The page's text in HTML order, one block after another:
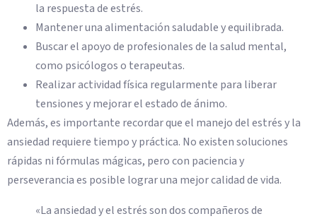
la respuesta de estrés.
Mantener una alimentación saludable y equilibrada.
Buscar el apoyo de profesionales de la salud mental,
como psicólogos o terapeutas.
Realizar actividad física regularmente para liberar
tensiones y mejorar el estado de ánimo.
Además, es importante recordar que el manejo del estrés y la
ansiedad requiere tiempo y práctica. No existen soluciones
rápidas ni fórmulas mágicas, pero con paciencia y
perseverancia es posible lograr una mejor calidad de vida.
«La ansiedad y el estrés son dos compañeros de